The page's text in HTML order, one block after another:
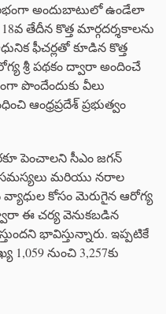
అందుబాటులో ఉండేలా
తేదీన కొత్త మార్గదర్శకాలను
ఫీచర్లతో కూడిన కొత్త
శ్రీ పథకం ద్వారా అందించే
పొందేందుకు వీలు
ఆంధ్రప్రదేశ్ ప్రభుత్వం
పెంచాలని సీఎం జగన్
సమస్యలు మరియు నరాల
వ్యాధుల కోసం మెరుగైన ఆరోగ్య
ఈ చర్య వెనుకబడిన
భావిస్తున్నారు. ఇప్పటికే
1,059 నుంచి 3,257కు